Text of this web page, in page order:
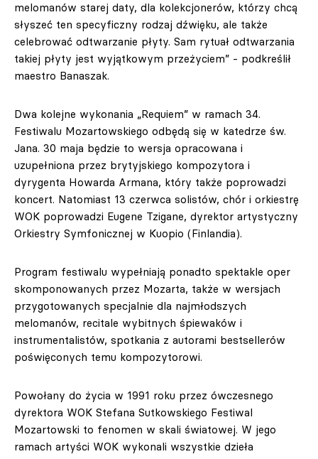
melomanów starej daty, dla kolekcjonerów, którzy chcą
słyszeć ten specyficzny rodzaj dźwięku, ale także
celebrować odtwarzanie płyty. Sam rytuał odtwarzania
takiej płyty jest wyjątkowym przeżyciem” - podkreślił
maestro Banaszak.
Dwa kolejne wykonania „Requiem” w ramach 34.
Festiwalu Mozartowskiego odbędą się w katedrze św.
Jana. 30 maja będzie to wersja opracowana i
uzupełniona przez brytyjskiego kompozytora i
dyrygenta Howarda Armana, który także poprowadzi
koncert. Natomiast 13 czerwca solistów, chór i orkiestrę
WOK poprowadzi Eugene Tzigane, dyrektor artystyczny
Orkiestry Symfonicznej w Kuopio (Finlandia).
Program festiwalu wypełniają ponadto spektakle oper
skomponowanych przez Mozarta, także w wersjach
przygotowanych specjalnie dla najmłodszych
melomanów, recitale wybitnych śpiewaków i
instrumentalistów, spotkania z autorami bestsellerów
poświęconych temu kompozytorowi.
Powołany do życia w 1991 roku przez ówczesnego
dyrektora WOK Stefana Sutkowskiego Festiwal
Mozartowski to fenomen w skali światowej. W jego
ramach artyści WOK wykonali wszystkie dzieła